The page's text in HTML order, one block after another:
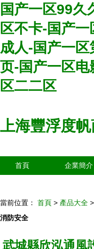
国产一区99久
区不卡-国产
成人-国产一
页-国产一区
区二二区
上海豐浮度
首頁 企業簡介
當前位置： 首頁 > 產品大全 >
消防安全
武城縣欣泓通風